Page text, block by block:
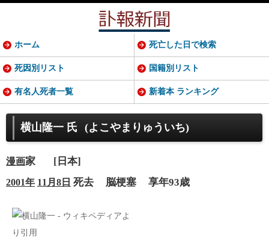
横山隆一 氏 (よこやまりゅういち)
漫画家 [日本]
2001年 11月8日 死去 脳梗塞 享年93歳
ホーム 死亡した日で検索
死因別リスト 国籍別リスト
有名人死者一覧 新着本 ランキング